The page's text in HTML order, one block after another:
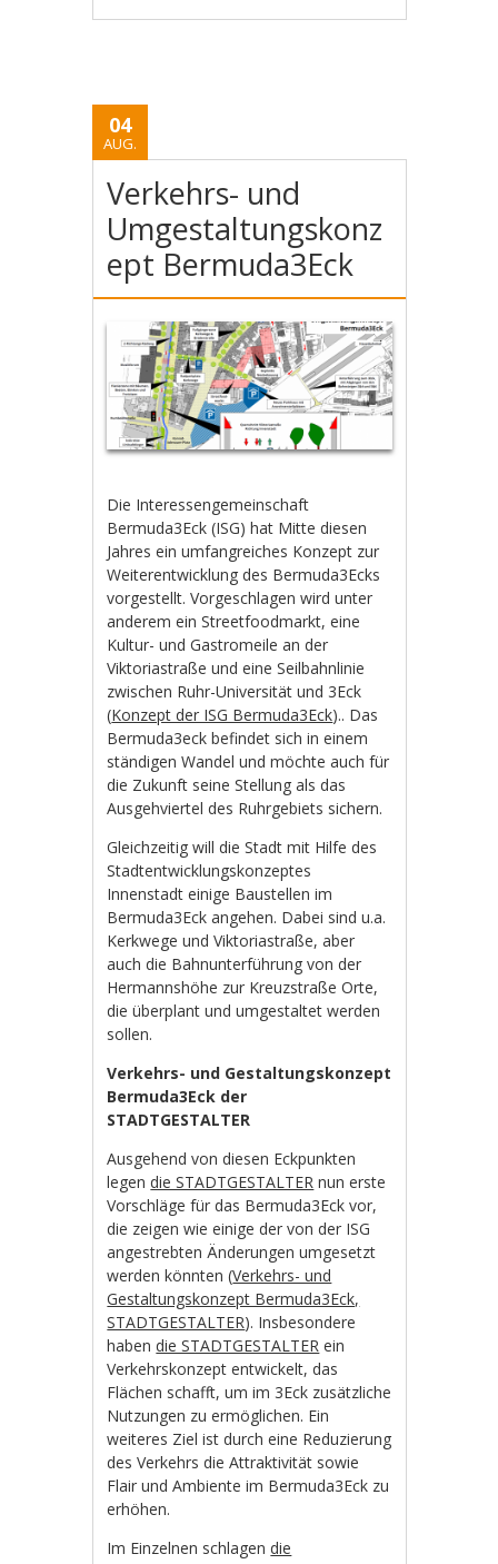
04
AUG.
Verkehrs- und
Umgestaltungskonz
ept Bermuda3Eck
Die Interessengemeinschaft
Bermuda3Eck (ISG) hat Mitte diesen
Jahres ein umfangreiches Konzept zur
Weiterentwicklung des Bermuda3Ecks
vorgestellt. Vorgeschlagen wird unter
anderem ein Streetfoodmarkt, eine
Kultur- und Gastromeile an der
Viktoriastraße und eine Seilbahnlinie
zwischen Ruhr-Universität und 3Eck
(Konzept der ISG Bermuda3Eck).. Das
Bermuda3eck befindet sich in einem
ständigen Wandel und möchte auch für
die Zukunft seine Stellung als das
Ausgehviertel des Ruhrgebiets sichern.
Gleichzeitig will die Stadt mit Hilfe des
Stadtentwicklungskonzeptes
Innenstadt einige Baustellen im
Bermuda3Eck angehen. Dabei sind u.a.
Kerkwege und Viktoriastraße, aber
auch die Bahnunterführung von der
Hermannshöhe zur Kreuzstraße Orte,
die überplant und umgestaltet werden
sollen.
Verkehrs- und Gestaltungskonzept
Bermuda3Eck der
STADTGESTALTER
Ausgehend von diesen Eckpunkten
legendie STADTGESTALTER nun erste
Vorschläge für das Bermuda3Eck vor,
die zeigen wie einige der von der ISG
angestrebten Änderungen umgesetzt
werden könnten (Verkehrs- und
Gestaltungskonzept Bermuda3Eck,
STADTGESTALTER). Insbesondere
habendie STADTGESTALTER ein
Verkehrskonzept entwickelt, das
Flächen schafft, um im 3Eck zusätzliche
Nutzungen zu ermöglichen. Ein
weiteres Ziel ist durch eine Reduzierung
des Verkehrs die Attraktivität sowie
Flair und Ambiente im Bermuda3Eck zu
erhöhen.
Im Einzelnen schlagendie